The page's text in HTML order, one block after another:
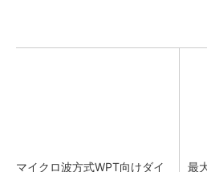
マイクロ波方式WPT向けダイ
最